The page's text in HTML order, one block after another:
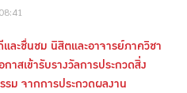
08:41
ละชื่นชม นิสิตและอาจารย์ภาควิชา
าสเข้ารับรางวัลการประกวดสิ่ง
รม จากการประกวดผลงาน